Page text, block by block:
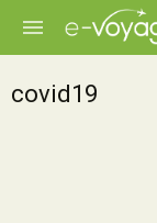
covid19